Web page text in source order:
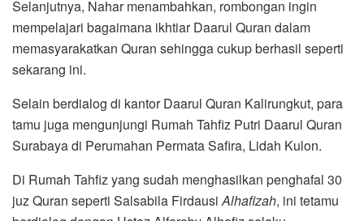
Selanjutnya, Nahar menambahkan, rombongan ingin
mempelajari bagaimana ikhtiar Daarul Quran dalam
memasyarakatkan Quran sehingga cukup berhasil seperti
sekarang ini.
Selain berdialog di kantor Daarul Quran Kalirungkut, para
tamu juga mengunjungi Rumah Tahfiz Putri Daarul Quran
Surabaya di Perumahan Permata Safira, Lidah Kulon.
Di Rumah Tahfiz yang sudah menghasilkan penghafal 30
juz Quran seperti Salsabila FirdausiAlhafizah, ini tetamu